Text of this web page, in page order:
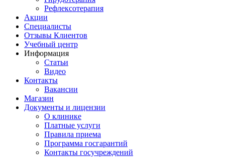
Рефлексотерапия
Акции
Специалисты
Отзывы Клиентов
Учебный центр
Информация
Статьи
Видео
Контакты
Вакансии
Магазин
Документы и лицензии
О клинике
Платные услуги
Правила приема
Программа госгарантий
Контакты госучреждений